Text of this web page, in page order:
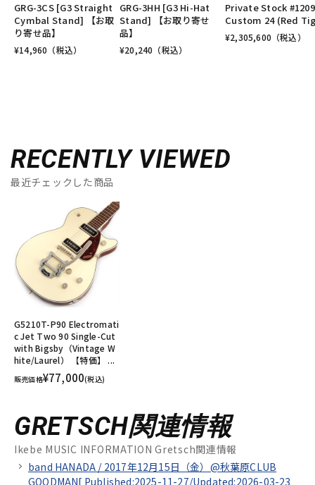
GRG-3CS [G3 Straight
Cymbal Stand] 【お取
り寄せ品】
¥14,960 （税込）
GRG-3HH [G3 Hi-Hat
Stand] 【お取り寄せ
品】
¥20,240 （税込）
Private Stock
Custom 24 (Red
¥2,305,600 （税込）
RECENTLY VIEWED
最近チェックした商品
G5210T-P90 Electromati
c Jet Two 90 Single-Cut
with Bigsby（Vintage W
hite/Laurel） 【特価】 ...
販売価格¥77,000(税込)
GRETSCH関連情報
Ikebe MUSIC INFORMATION Gretsch関連情報
band HANADA / 2017年12月15日（金）@秋葉原CLUB
GOODMAN[ Published:2025-11-27/Updated:2026-03-23